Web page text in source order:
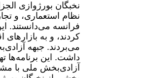
نخبگان بورژوازی
نظام استعماری، و
فرانسه می‌دانستند.
کردند، و به
می‌بردند. جبهه
داشت. این برنامه‌ها
آزادی‌بخش ملی با